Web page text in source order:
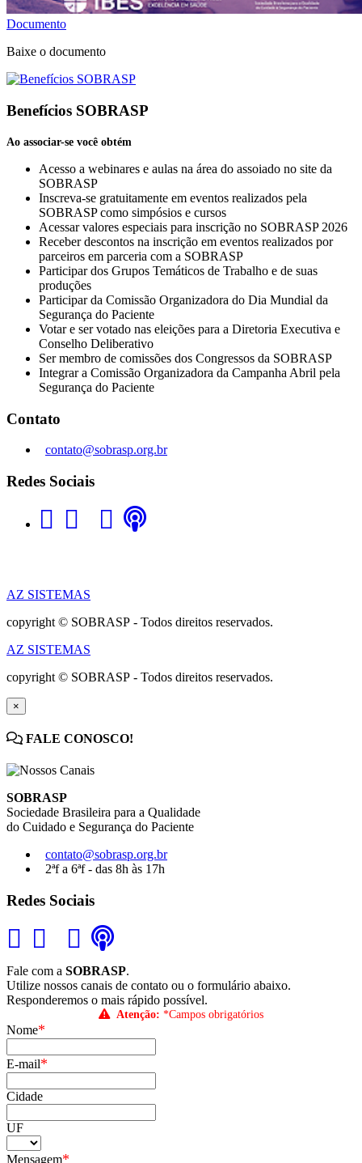
Documento
Baixe o documento
Benefícios SOBRASP
Ao associar-se você obtém
Acesso a webinares e aulas na área do assoiado no site da
SOBRASP
Inscreva-se gratuitamente em eventos realizados pela
SOBRASP como simpósios e cursos
Acessar valores especiais para inscrição no SOBRASP 2026
Receber descontos na inscrição em eventos realizados por
parceiros em parceria com a SOBRASP
Participar dos Grupos Temáticos de Trabalho e de suas
produções
Participar da Comissão Organizadora do Dia Mundial da
Segurança do Paciente
Votar e ser votado nas eleições para a Diretoria Executiva e
Conselho Deliberativo
Ser membro de comissões dos Congressos da SOBRASP
Integrar a Comissão Organizadora da Campanha Abril pela
Segurança do Paciente
Contato
contato@sobrasp.org.br
Redes Sociais
AZ SISTEMAS
copyright © SOBRASP - Todos direitos reservados.
AZ SISTEMAS
copyright © SOBRASP - Todos direitos reservados.
×
FALE CONOSCO!
SOBRASP
Sociedade Brasileira para a Qualidade
do Cuidado e Segurança do Paciente
contato@sobrasp.org.br
2ªf a 6ªf - das 8h às 17h
Redes Sociais
Fale com a SOBRASP.
Utilize nossos canais de contato ou o formulário abaixo.
Responderemos o mais rápido possível.
Atenção: *Campos obrigatórios
Nome*
E-mail*
Cidade
UF
Mensagem*